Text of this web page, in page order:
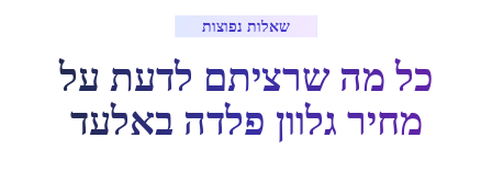
שאלות נפוצות
כל מה שרציתם לדעת על
מחיר גלוון פלדה באלעד